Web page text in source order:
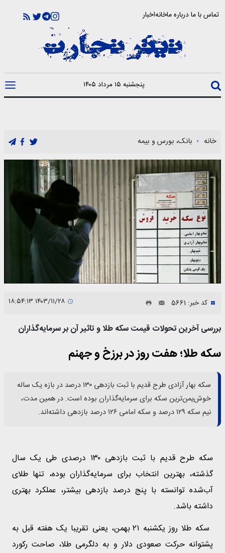
تماس با مادرباره ماخانهاخبار
پنجشنبه ۱۵ مرداد ۱۴۰۵
خانه بانک، بورس و بیمه
کد خبر: 5661
بررسی آخرین تحولات قیمت سکه طلا و تاثیر آن بر سرمایه‌گذاران
سکه طلا؛ هفت روز در برزخ و جهنم
سکه بهار آزادی طرح قدیم با ثبت بازدهی ۱۳۰ درصد در بازه یک ساله
خوش‌یمن‌ترین سکه برای سرمایه‌گذاران بوده است. در همین مدت،
نیم سکه ۱۲۹ درصد و سکه امامی ۱۲۶ درصد بازدهی داشته‌اند.
سکه طرح قدیم با ثبت بازدهی ۱۳۰ درصدی طی یک سال
گذشته، بهترین انتخاب برای سرمایه‌گذاران بوده، تنها طلای
آب‌شده توانسته با پنج درصد بازدهی بیشتر، عملکرد بهتری
داشته باشد.
سکه طلا روز یکشنبه ۲۱ بهمن، یعنی تقریبا یک هفته قبل به
پشتوانه حرکت صعودی دلار و به دلگرمی طلا، صاحت رکورد